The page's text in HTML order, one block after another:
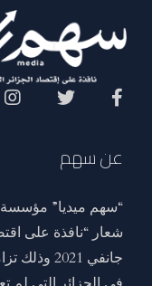
عن سهم
“سهم ميديا”
جانفي